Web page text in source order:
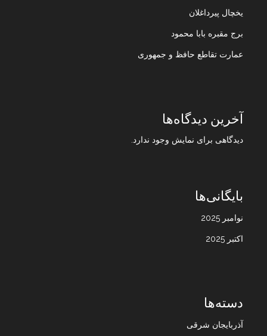
یخچال پیرداغلان
برج مقبره بابا محمود
عمارت تقاطع حافظ و جمهوری
آخرین دیدگاه‌ها
دیدگاهی برای نمایش وجود ندارد.
بایگانی‌ها
نوامبر 2025
اکتبر 2025
دسته‌ها
آذربایجان شرقی